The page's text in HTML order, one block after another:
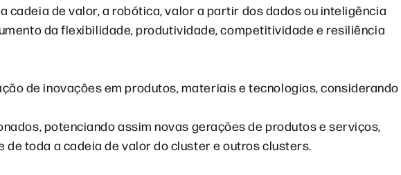
cadeia de valor, a robótica, valor a partir dos dados ou inteligência
da flexibilidade, produtividade, competitividade e resiliência
de inovações em produtos, materiais e tecnologias, considerando
potenciando assim novas gerações de produtos e serviços,
toda a cadeia de valor do cluster e outros clusters.